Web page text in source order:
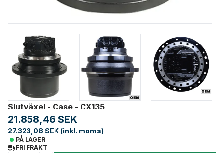
Slutväxel - Case - CX135
21.858,46 SEK
27.323,08 SEK (inkl. moms)
PÅ LAGER
FRI FRAKT